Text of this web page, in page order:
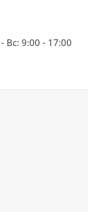
Вс: 9:00 - 17:00